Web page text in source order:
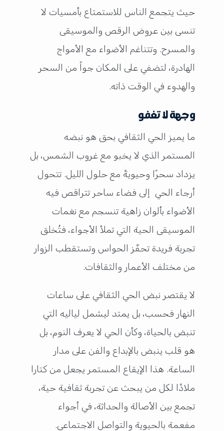
حيث يتجمع الناس للاستمتاع بأمسيات لا
تنسى بين عروض الرقص والموسيقى
والمسرح. وتتناغم الأضواء مع الأمواج
الهادرة، لتضفي على المكان جواً من السحر
والهدوء في الوقت ذاته.
وجهة لا تغفو
ما يميز الحي الثقافي بحق هو نبضه
المستمر الذي لا يخبو مع غروب الشمس، بل
يزداد سحرًا وحيويةً مع حلول الليل. تتحول
أرجاء الحي إلى فضاء ساحر تتراقص فيه
الأضواء بألوان زاهية تنسجم مع نغمات
الموسيقى الحية التي تملأ الأجواء، فتُخلق
تجربة فريدة تحفّز الحواس وتستقطب الزوار
من مختلف الأعمار والثقافات.
لا يقتصر نبض الحي الثقافي على ساعات
النهار فحسب، بل يمتد ليشمل لياليه التي
تنبض بالحياة، وكأن الحي لا يعرف النوم، بل
هو قلب ينبض بالإبداع والفن على مدار
الساعة. هذا الإيقاع المستمر يجعل من كتارا
ملاذًا لكل من يبحث عن تجربة ثقافية حية،
تجمع بين الأصالة والحداثة، في أجواء
مفعمة بالحيوية والتواصل الاجتماعي.